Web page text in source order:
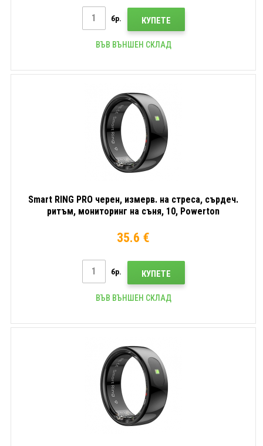
бр. КУПЕТЕ
ВЪВ ВЪНШЕН СКЛАД
Smart RING PRO черен, измерв. на стреса, сърдеч.
ритъм, мониторинг на съня, 10, Powerton
35.6 €
бр. КУПЕТЕ
ВЪВ ВЪНШЕН СКЛАД